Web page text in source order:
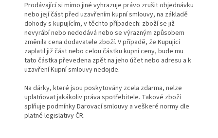
Prodávající si mimo jiné vyhrazuje právo zrušit objednávku
nebo její část před uzavřením kupní smlouvy, na základě
dohody s kupujícím, v těchto případech: zboží se již
nevyrábí nebo nedodává nebo se výrazným způsobem
změnila cena dodavatele zboží. V případě, že Kupující
zaplatil již část nebo celou částku kupní ceny, bude mu
tato částka převedena zpět na jeho účet nebo adresu a k
uzavření Kupní smlouvy nedojde.
Na dárky, které jsou poskytovány zcela zdarma, nelze
uplatňovat jakákoliv práva spotřebitele. Takové zboží
splňuje podmínky Darovací smlouvy a veškeré normy dle
platné legislativy ČR.